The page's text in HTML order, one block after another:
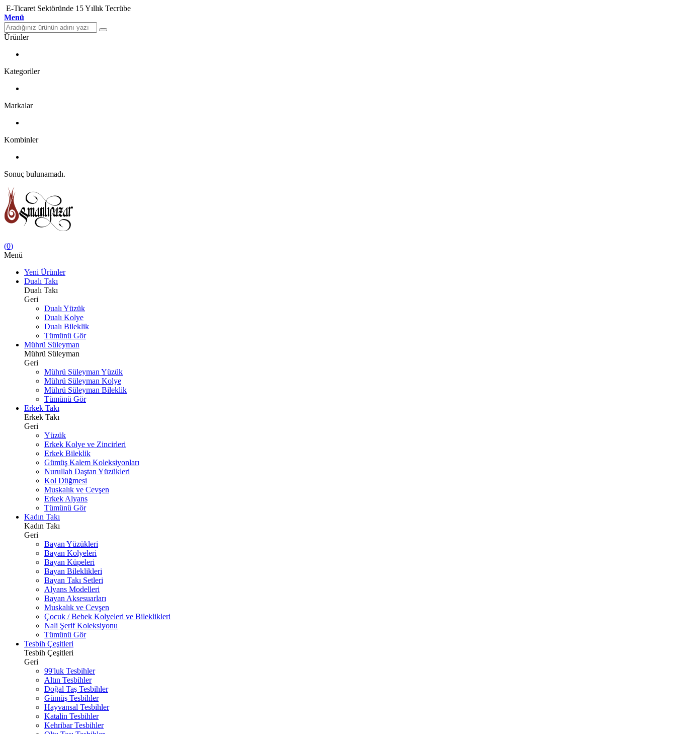
E-Ticaret Sektöründe 15 Yıllık Tecrübe
Menü
Ürünler
Kategoriler
Markalar
Kombinler
Sonuç bulunamadı.
(0)
Menü
Yeni Ürünler
Dualı Takı
Dualı Takı
Geri
Dualı Yüzük
Dualı Kolye
Dualı Bileklik
Tümünü Gör
Mührü Süleyman
Mührü Süleyman
Geri
Mührü Süleyman Yüzük
Mührü Süleyman Kolye
Mührü Süleyman Bileklik
Tümünü Gör
Erkek Takı
Erkek Takı
Geri
Yüzük
Erkek Kolye ve Zincirleri
Erkek Bileklik
Gümüş Kalem Koleksiyonları
Nurullah Daştan Yüzükleri
Kol Düğmesi
Muskalık ve Cevşen
Erkek Alyans
Tümünü Gör
Kadın Takı
Kadın Takı
Geri
Bayan Yüzükleri
Bayan Kolyeleri
Bayan Küpeleri
Bayan Bileklikleri
Bayan Takı Setleri
Alyans Modelleri
Bayan Aksesuarları
Muskalık ve Cevşen
Çocuk / Bebek Kolyeleri ve Bileklikleri
Nali Şerif Koleksiyonu
Tümünü Gör
Tesbih Çeşitleri
Tesbih Çeşitleri
Geri
99'luk Tesbihler
Altın Tesbihler
Doğal Taş Tesbihler
Gümüş Tesbihler
Hayvansal Tesbihler
Katalin Tesbihler
Kehribar Tesbihler